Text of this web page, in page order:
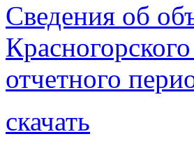
Сведения об
отчетного
скачать